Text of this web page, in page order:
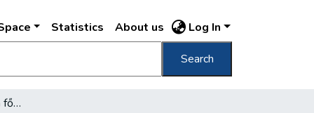
Statistics About us Log In
Search
Nyíltabb várospoliltika a fővárosért